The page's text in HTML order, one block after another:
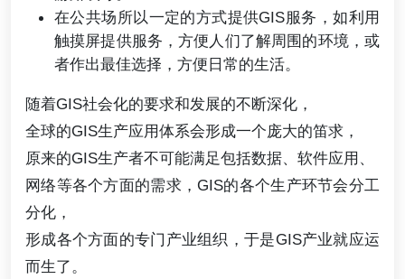
在公共场所以一定的方式提供GIS服务，如利用
触摸屏提供服务，方便人们了解周围的环境，或
者作出最佳选择，方便日常的生活。
随着GIS社会化的要求和发展的不断深化，
全球的GIS生产应用体系会形成一个庞大的笛求，
原来的GIS生产者不可能满足包括数据、软件应用、
网络等各个方面的需求，GIS的各个生产环节会分工
分化，
形成各个方面的专门产业组织，于是GIS产业就应运
而生了。